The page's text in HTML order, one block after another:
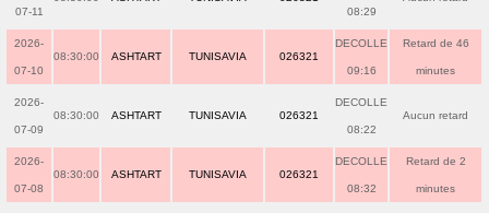
07-11 08:29
2026-
07-10
08:30:00 ASHTART TUNISAVIA 026321
DECOLLE
09:16
Retard de 46
minutes
2026-
07-09
08:30:00 ASHTART TUNISAVIA 026321
DECOLLE
08:22
Aucun retard
2026-
07-08
08:30:00 ASHTART TUNISAVIA 026321
DECOLLE
08:32
Retard de 2
minutes